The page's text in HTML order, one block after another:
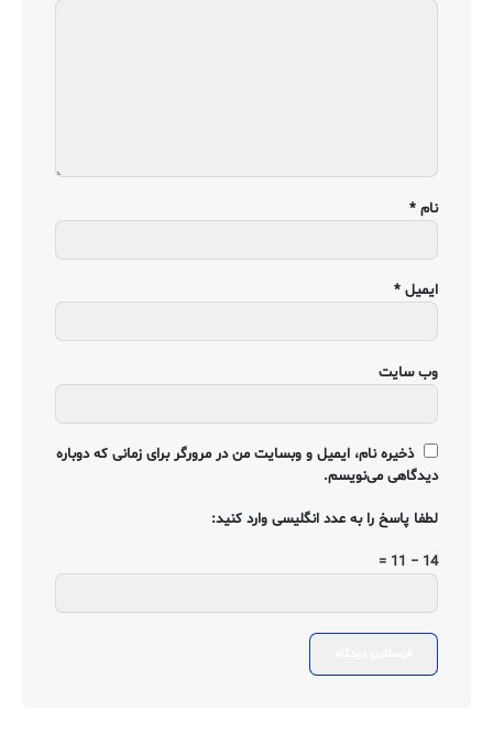
نام *
ایمیل *
وب‌ سایت
ذخیره نام، ایمیل و وبسایت من در مرورگر برای زمانی که دوباره
دیدگاهی می‌نویسم.
لطفا پاسخ را به عدد انگلیسی وارد کنید:
14 − 11 =